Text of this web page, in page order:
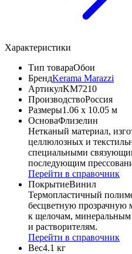
Характеристики
Тип товараОбои
БрендKerama Marazzi
АртикулKM7210
ПроизводствоРоссия
Размеры1.06 x 10.05 м
ОсноваФлизелин
Нетканый материал,
целлюлозных и
специальными
последующим
Перейти в справочник
ПокрытиеВинил
Термопластичный
бесцветную прозрачную
к щелочам,
и растворителям.
Перейти в справочник
Вес4.1 кг